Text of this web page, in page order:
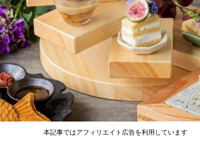
本記事ではアフィリエイト広告を利用しています